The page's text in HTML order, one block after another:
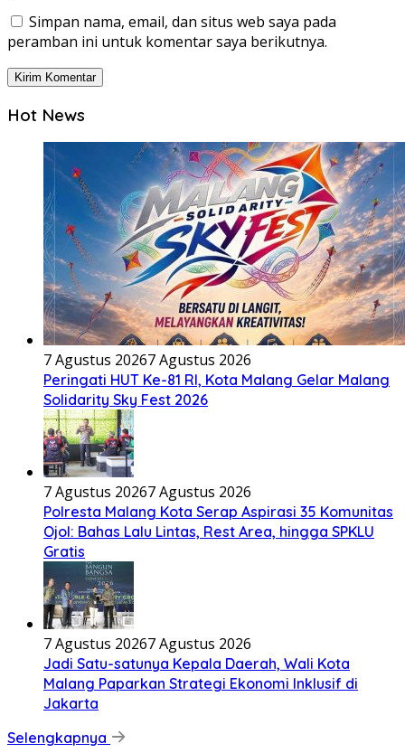
Simpan nama, email, dan situs web saya pada
peramban ini untuk komentar saya berikutnya.
Hot News
7 Agustus 20267 Agustus 2026
Peringati HUT Ke-81 RI, Kota Malang Gelar Malang
Solidarity Sky Fest 2026
7 Agustus 20267 Agustus 2026
Polresta Malang Kota Serap Aspirasi 35 Komunitas
Ojol: Bahas Lalu Lintas, Rest Area, hingga SPKLU
Gratis
7 Agustus 20267 Agustus 2026
Jadi Satu-satunya Kepala Daerah, Wali Kota
Malang Paparkan Strategi Ekonomi Inklusif di
Jakarta
Selengkapnya